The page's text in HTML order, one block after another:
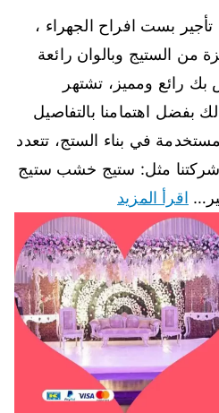
بست افراح الجهراء ،
من الستيج وبالوان رائعة
رائع ومميز، تشتهر
بفضل اهتمامنا بالتفاصيل
في بناء الستج، تتعدد
شركتنا مثل: ستيج خشب ستيج
اقرأ المزيد